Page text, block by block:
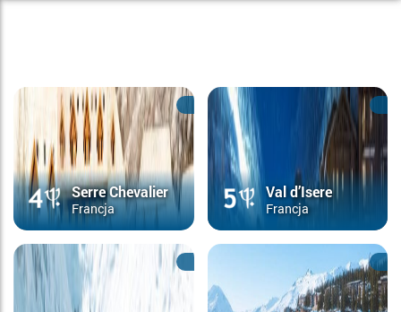
Serre Chevalier
Francja
Val d’Isere
Francja